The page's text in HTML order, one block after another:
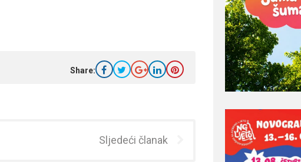
Share:
Sljedeći članak